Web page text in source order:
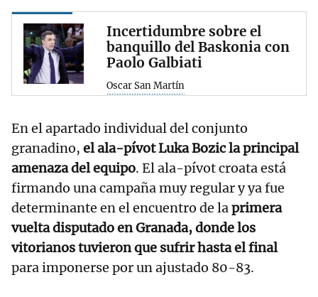
Incertidumbre sobre el
banquillo del Baskonia con
Paolo Galbiati
Oscar San Martín
En el apartado individual del conjunto
granadino, el ala-pívot Luka Bozic la principal
amenaza del equipo. El ala-pívot croata está
firmando una campaña muy regular y ya fue
determinante en el encuentro de laprimera
vuelta disputado en Granada, donde los
vitorianos tuvieron que sufrir hasta el final
para imponerse por un ajustado 80-83.